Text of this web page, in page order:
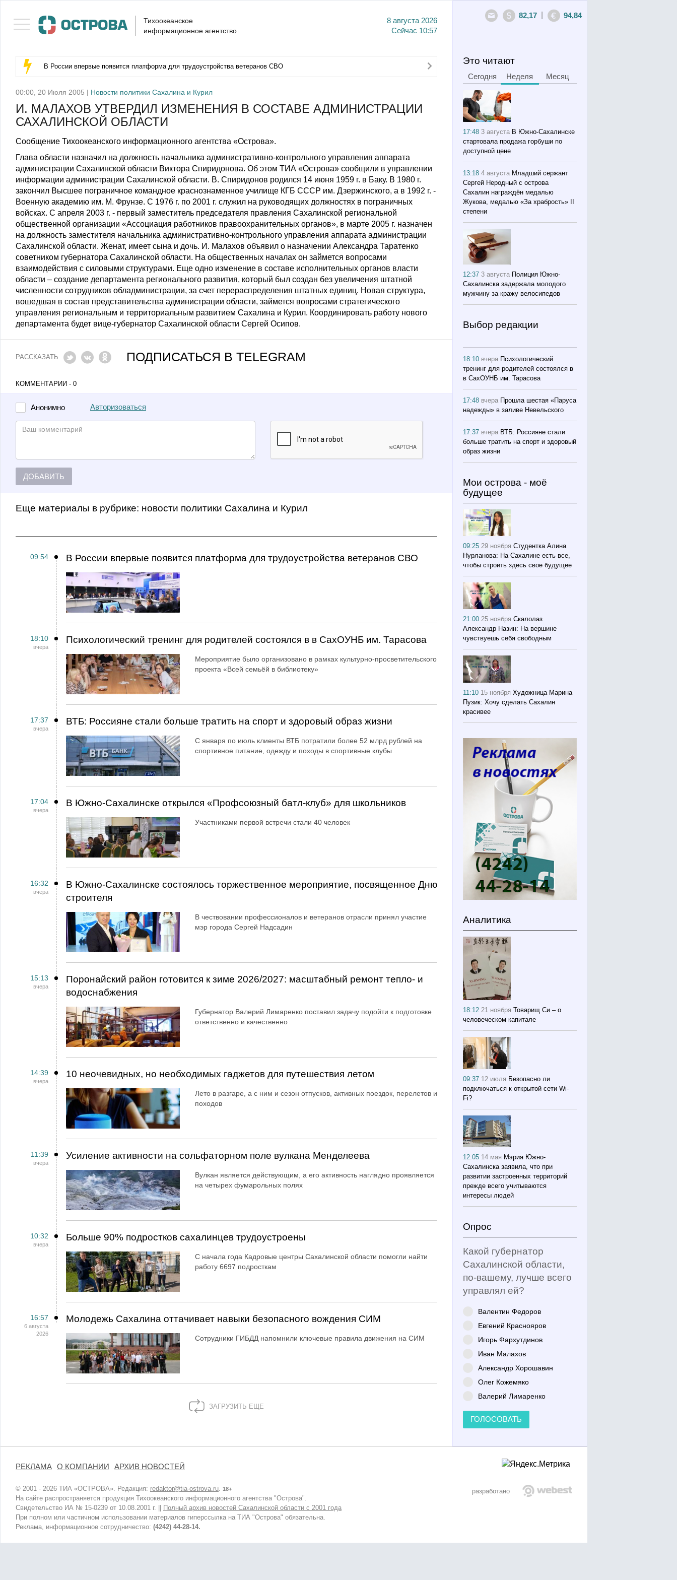
Тихоокеанское
информационное агентство
8 августа 2026
Сейчас 10:57
82,17 94,84
В России впервые появится платформа для трудоустройства ветеранов СВО
00:00, 20 Июля 2005 | Новости политики Сахалина и Курил
И. МАЛАХОВ УТВЕРДИЛ ИЗМЕНЕНИЯ В СОСТАВЕ АДМИНИСТРАЦИИ
САХАЛИНСКОЙ ОБЛАСТИ
Сообщение Тихоокеанского информационного агентства «Острова».
Глава области назначил на должность начальника административно-контрольного управления аппарата
администрации Сахалинской области Виктора Спиридонова. Об этом ТИА «Острова» сообщили в управлении
информации администрации Сахалинской области. В. Спиридонов родился 14 июня 1959 г. в Баку. В 1980 г.
закончил Высшее пограничное командное краснознаменное училище КГБ СССР им. Дзержинского, а в 1992 г. -
Военную академию им. М. Фрунзе. С 1976 г. по 2001 г. служил на руководящих должностях в пограничных
войсках. С апреля 2003 г. - первый заместитель председателя правления Сахалинской региональной
общественной организации «Ассоциация работников правоохранительных органов», в марте 2005 г. назначен
на должность заместителя начальника административно-контрольного управления аппарата администрации
Сахалинской области. Женат, имеет сына и дочь. И. Малахов объявил о назначении Александра Таратенко
советником губернатора Сахалинской области. На общественных началах он займется вопросами
взаимодействия с силовыми структурами. Еще одно изменение в составе исполнительных органов власти
области – создание департамента регионального развития, который был создан без увеличения штатной
численности сотрудников обладминистрации, за счет перераспределения штатных единиц. Новая структура,
вошедшая в состав представительства администрации области, займется вопросами стратегического
управления региональным и территориальным развитием Сахалина и Курил. Координировать работу нового
департамента будет вице-губернатор Сахалинской области Сергей Осипов.
РАССКАЗАТЬ ПОДПИСАТЬСЯ В TELEGRAM
КОММЕНТАРИИ - 0
Анонимно Авторизоваться
ДОБАВИТЬ
Еще материалы в рубрике: Новости политики Сахалина и Курил
09:54 В России впервые появится платформа для трудоустройства ветеранов СВО
18:10
вчера
Психологический тренинг для родителей состоялся в в СахОУНБ им. Тарасова
Мероприятие было организовано в рамках культурно-просветительского
проекта «Всей семьёй в библиотеку»
17:37
вчера
ВТБ: Россияне стали больше тратить на спорт и здоровый образ жизни
С января по июль клиенты ВТБ потратили более 52 млрд рублей на
спортивное питание, одежду и походы в спортивные клубы
17:04
вчера
В Южно-Сахалинске открылся «Профсоюзный батл-клуб» для школьников
Участниками первой встречи стали 40 человек
16:32
вчера
В Южно-Сахалинске состоялось торжественное мероприятие, посвященное Дню
строителя
В чествовании профессионалов и ветеранов отрасли принял участие
мэр города Сергей Надсадин
15:13
вчера
Поронайский район готовится к зиме 2026/2027: масштабный ремонт тепло- и
водоснабжения
Губернатор Валерий Лимаренко поставил задачу подойти к подготовке
ответственно и качественно
14:39
вчера
10 неочевидных, но необходимых гаджетов для путешествия летом
Лето в разгаре, а с ним и сезон отпусков, активных поездок, перелетов и
походов
11:39
вчера
Усиление активности на сольфаторном поле вулкана Менделеева
Вулкан является действующим, а его активность наглядно проявляется
на четырех фумарольных полях
10:32
вчера
Больше 90% подростков сахалинцев трудоустроены
С начала года Кадровые центры Сахалинской области помогли найти
работу 6697 подросткам
16:57
6 августа
2026
Молодежь Сахалина оттачивает навыки безопасного вождения СИМ
Сотрудники ГИБДД напомнили ключевые правила движения на СИМ
ЗАГРУЗИТЬ ЕЩЕ
Это читают
Сегодня Неделя Месяц
17:483 августа В Южно-Сахалинске
стартовала продажа горбуши по
доступной цене
13:184 августа Младший сержант
Сергей Неродный с острова
Сахалин награждён медалью
Жукова, медалью «За храбрость» II
степени
12:373 августа Полиция Южно-
Сахалинска задержала молодого
мужчину за кражу велосипедов
Выбор редакции
18:10 вчера Психологический
тренинг для родителей состоялся в
в СахОУНБ им. Тарасова
17:48 вчера Прошла шестая «Паруса
надежды» в заливе Невельского
17:37 вчера ВТБ: Россияне стали
больше тратить на спорт и здоровый
образ жизни
Мои острова - моё
будущее
09:2529 ноября Студентка Алина
Нурланова: На Сахалине есть все,
чтобы строить здесь свое будущее
21:0025 ноября Скалолаз
Александр Назин: На вершине
чувствуешь себя свободным
11:10 15 ноября Художница Марина
Пузик: Хочу сделать Сахалин
красивее
Аналитика
18:1221 ноября Товарищ Си – о
человеческом капитале
09:37 12 июля Безопасно ли
подключаться к открытой сети Wi-
Fi?
12:05 14 мая Мэрия Южно-
Сахалинска заявила, что при
развитии застроенных территорий
прежде всего учитываются
интересы людей
Опрос
Какой губернатор
Сахалинской области,
по-вашему, лучше всего
управлял ей?
Валентин Федоров
Евгений Краснояров
Игорь Фархутдинов
Иван Малахов
Александр Хорошавин
Олег Кожемяко
Валерий Лимаренко
ГОЛОСОВАТЬ
РЕКЛАМА О КОМПАНИИ АРХИВ НОВОСТЕЙ
© 2001 - 2026 ТИА «ОСТРОВА». Редакция: redaktor@tia-ostrova.ru 18+
На сайте распространяется продукция Тихоокеанского информационного агентства "Острова".
Свидетельство ИА № 15-0239 от 10.08.2001 г. ||
Полный архив новостей Сахалинской области с 2001 года
При полном или частичном использовании материалов гиперссылка на ТИА "Острова" обязательна.
Реклама, информационное сотрудничество: (4242) 44-28-14.
разработано